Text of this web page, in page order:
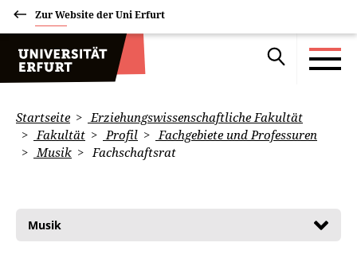
Zur Website der Uni Erfurt
Startseite
Erziehungswissenschaftliche Fakultät
Fakultät
Profil
Fachgebiete und Professuren
Musik
Fachschaftsrat
Musik